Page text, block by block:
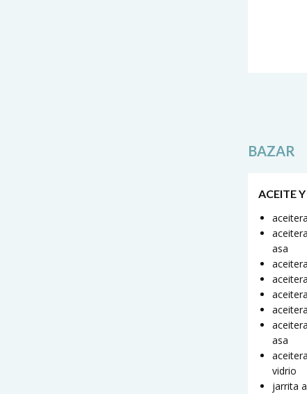
BAZAR
ACEITE
asa
asa
vidrio
jarrita